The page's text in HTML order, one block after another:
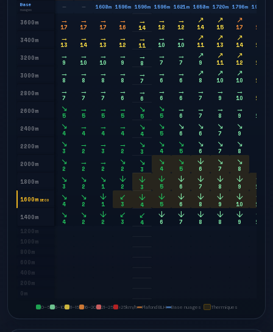
Base
nuages — — 1608m 1596m 1596m 1596m 1621m 1658m 1720m 1796m 1921
3600m →
17
→
17
→
17
→
16
→
14
→
12
→
12
↗
14
↗
15
↗
17
19
3400m
→
13
→
14
→
13
→
12
→
11
→
10
→
10
↗
11
↗
13
↗
14
15
3200m
→
9
→
10
→
10
→
9
→
8
→
7
→
7
↗
9
↗
11
↗
12
12
3000m
→
8
→
8
→
8
→
8
→
7
→
6
→
6
↗
8
↗
10
↗
10
11
2800m
→
7
→
7
→
7
→
6
→
6
→
6
→
6
→
7
→
9
→
10
11
2600m
↘
5
→
5
→
5
→
5
↘
5
↘
5
→
6
→
7
→
8
→
9
10
2400m
↘
4
→
4
→
4
→
4
↘
4
↘
5
↘
6
↘
6
↘
7
↘
9
2200m
↘
3
→
2
→
3
→
2
↘
3
↘
4
↘
5
↘
6
↘
7
↘
8
2000m
↘
2
→
2
→
2
↘
2
↘
3
↘
4
↘
5
↓
6
↘
7
↘
8
1800m
↘
3
↘
2
↘
1
↓
2
↓
3
↓
5
↓
6
↓
7
↓
8
↓
9
↓
10
1600m DECO ↘
4
↘
2
↓
1
↙
3
↓
4
↓
5
↓
6
↓
8
↓
9
↓
10
↓
10
1400m
↘
4
↘
2
↓
2
↙
3
↙
4
↓
6
↓
7
↓
8
↓
8
↓
9
↓
10
1200m
1000m
800m
600m
400m
200m
0m
0–5 6–10 11–15 16–20 21–25 >25km/h Plafond BLH Base nuages Thermiques